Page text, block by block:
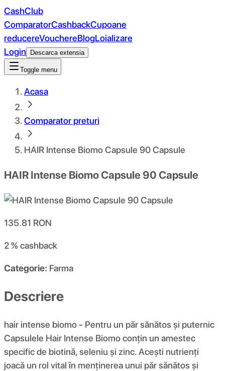
CashClub
ComparatorCashbackCupoane
reducereVouchereBlogLoializare
Login
Descarca extensia
Toggle menu
Acasa
Comparator preturi
HAIR Intense Biomo Capsule 90 Capsule
HAIR Intense Biomo Capsule 90 Capsule
135.81 RON
2 %cashback
Categorie: Farma
Descriere
hair intense biomo - Pentru un păr sănătos și puternic
Capsulele Hair Intense Biomo conțin un amestec
specific de biotină, seleniu și zinc. Acești nutrienți
joacă un rol vital în menținerea unui păr sănătos și